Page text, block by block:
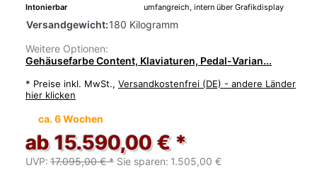
Intonierbar
umfangreich, intern über Grafikdisplay
Versandgewicht:180 Kilogramm
Weitere Optionen:
Gehäusefarbe Content, Klaviaturen, Pedal-Varian...
* Preise inkl. MwSt., Versandkostenfrei (DE) - andere Länder
hier klicken
ca. 6 Wochen
ab 15.590,00 € *
UVP: 17.095,00 € * Sie sparen: 1.505,00 €